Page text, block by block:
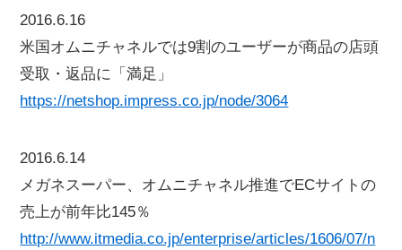
2016.6.16
米国オムニチャネルでは9割のユーザーが商品の店頭
受取・返品に「満足」
https://netshop.impress.co.jp/node/3064
2016.6.14
メガネスーパー、オムニチャネル推進でECサイトの
売上が前年比145％
http://www.itmedia.co.jp/enterprise/articles/1606/07/n